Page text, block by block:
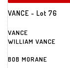
VANCE - Lot 76
VANCE
WILLIAM VANCE
BOB MORANE